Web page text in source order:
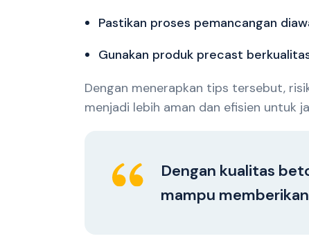
Pastikan proses pemancangan
Gunakan produk precast
Dengan menerapkan tips tersebut,
menjadi lebih aman dan efisien untuk
Dengan kualitas
mampu